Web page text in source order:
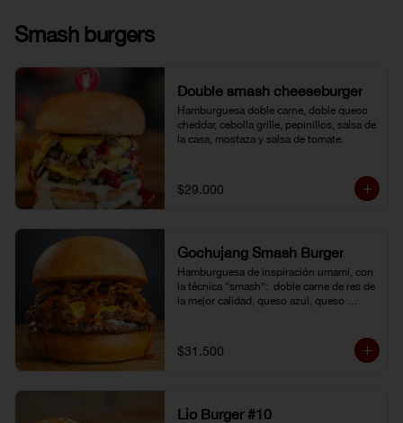
Smash burgers
Double smash cheeseburger
Hamburguesa doble carne, doble queso
cheddar, cebolla grille, pepinillos, salsa de
la casa, mostaza y salsa de tomate.
$29.000
Gochujang Smash Burger
Hamburguesa de inspiración umami, con
la técnica “smash”:  doble carne de res de
la mejor calidad, queso azul, queso
gochujang (pasta coreana de chiles rojos,
soya fermentada y harina de arroz).
$31.500
Lio Burger #10